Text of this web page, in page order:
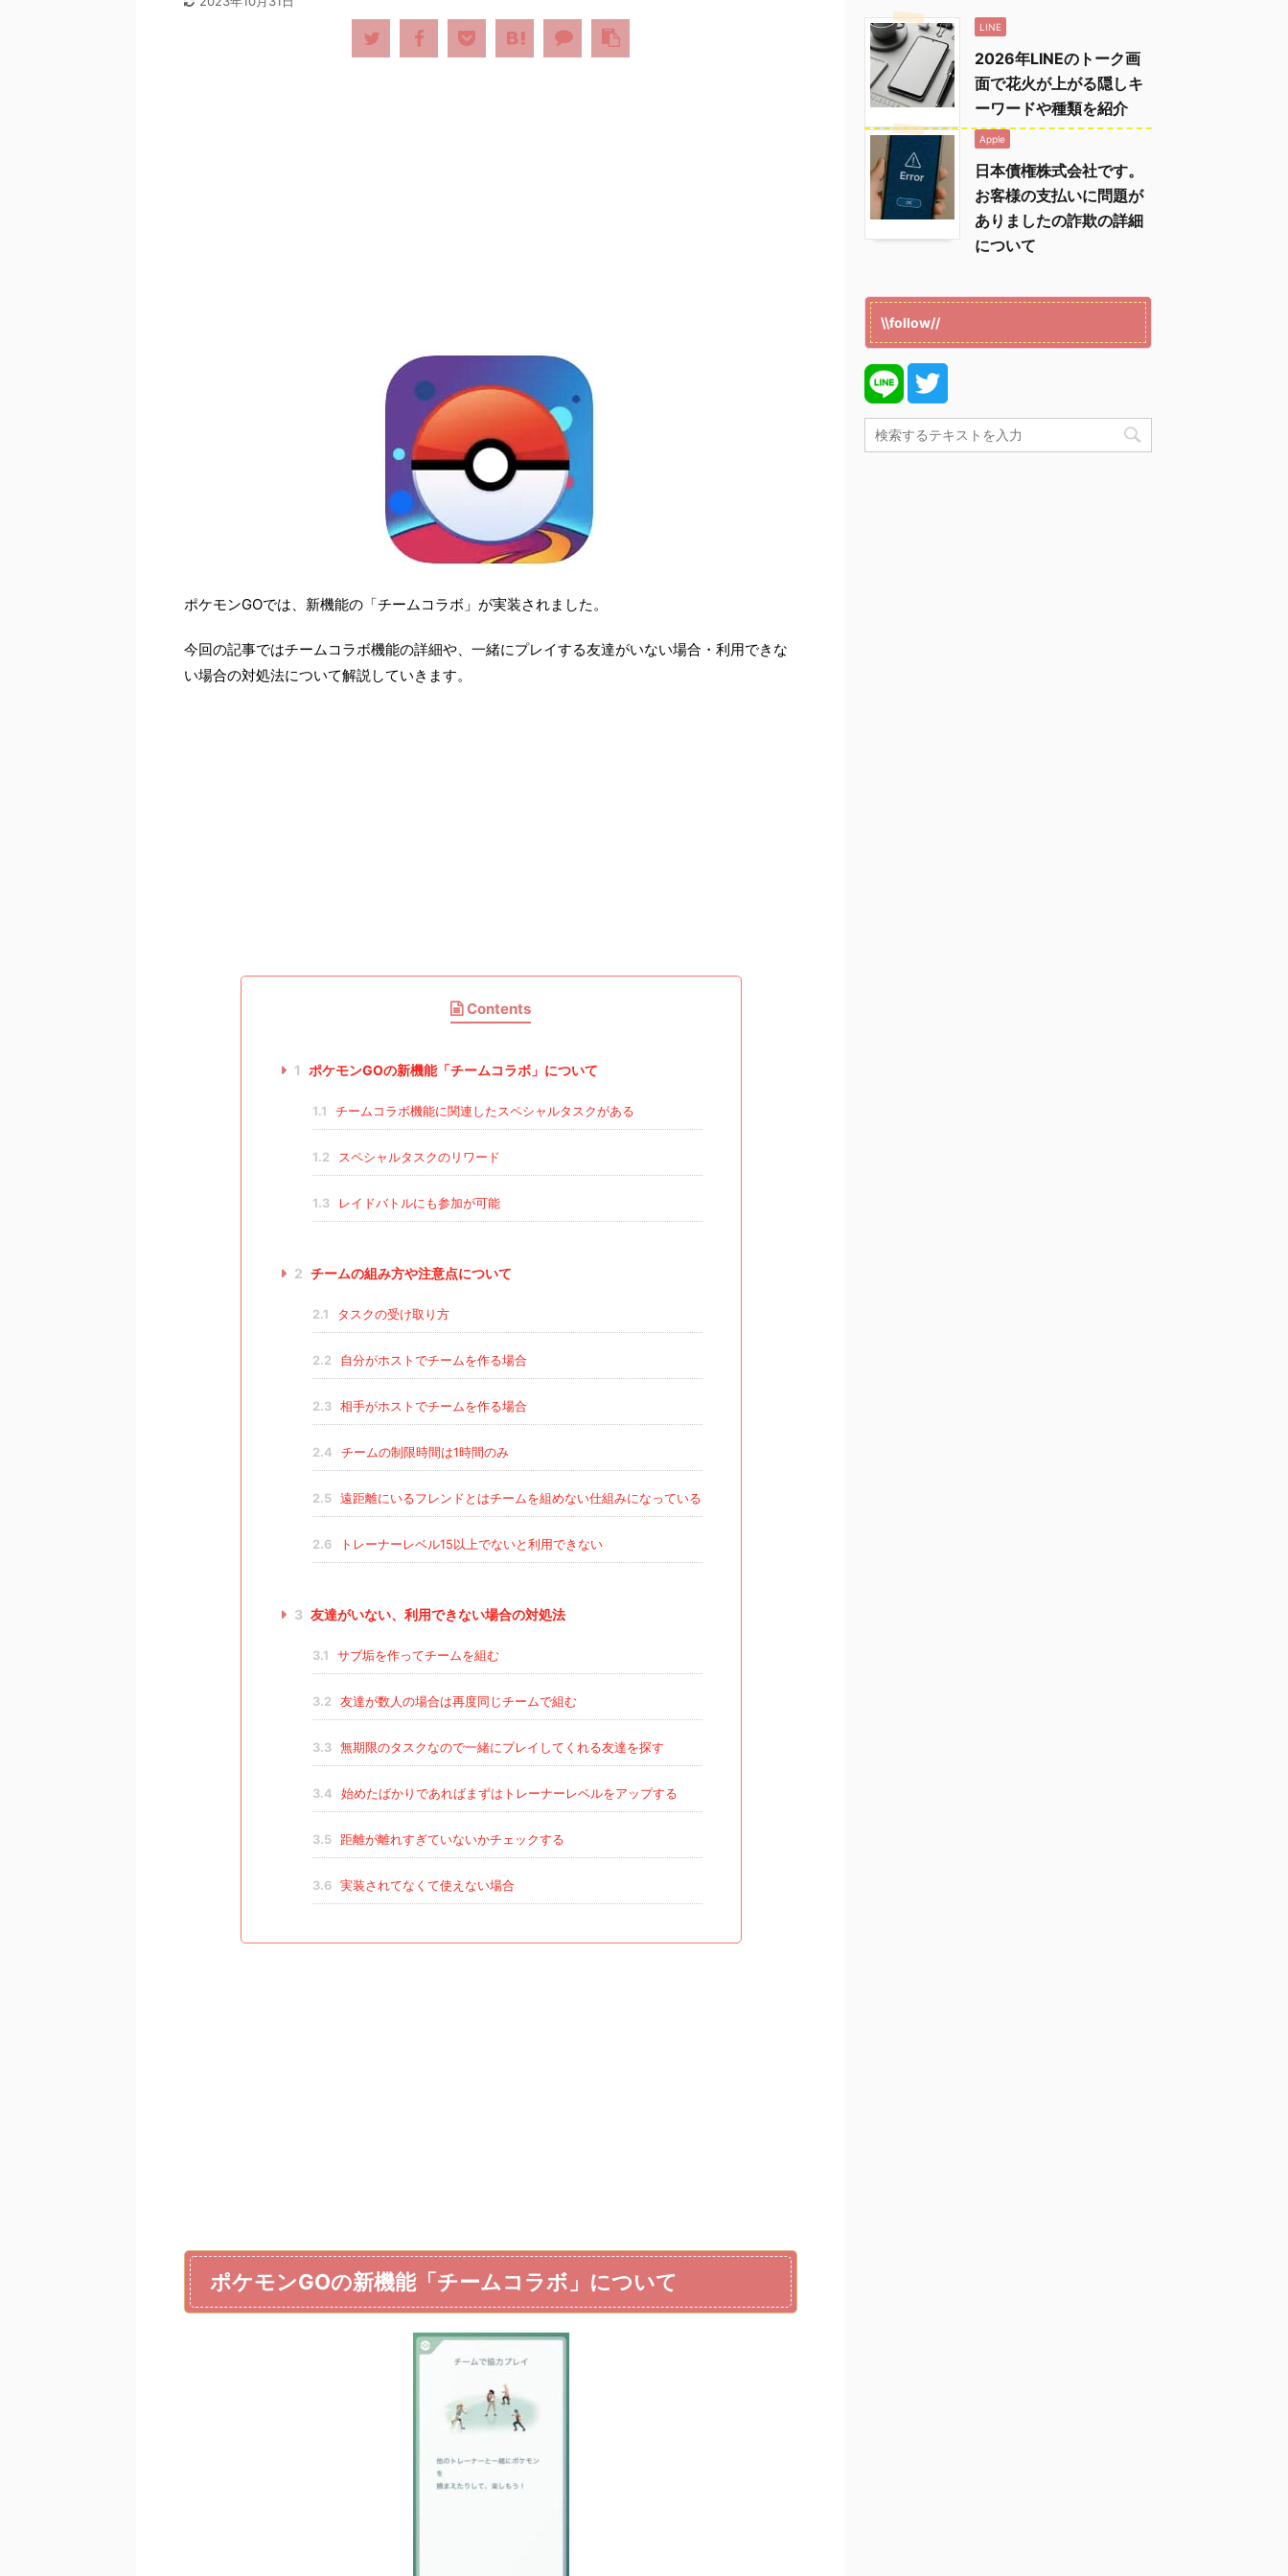
ポケモンGOでは、新機能の「チームコラボ」が実装されました。
今回の記事ではチームコラボ機能の詳細や、一緒にプレイする友達がいない場合・利用できな
い場合の対処法について解説していきます。
Contents
1 ポケモンGOの新機能「チームコラボ」について
1.1 チームコラボ機能に関連したスペシャルタスクがある
1.2 スペシャルタスクのリワード
1.3 レイドバトルにも参加が可能
2 チームの組み方や注意点について
2.1 タスクの受け取り方
2.2 自分がホストでチームを作る場合
2.3 相手がホストでチームを作る場合
2.4 チームの制限時間は1時間のみ
2.5 遠距離にいるフレンドとはチームを組めない仕組みになっている
2.6 トレーナーレベル15以上でないと利用できない
3 友達がいない、利用できない場合の対処法
3.1 サブ垢を作ってチームを組む
3.2 友達が数人の場合は再度同じチームで組む
3.3 無期限のタスクなので一緒にプレイしてくれる友達を探す
3.4 始めたばかりであればまずはトレーナーレベルをアップする
3.5 距離が離れすぎていないかチェックする
3.6 実装されてなくて使えない場合
ポケモンGOの新機能「チームコラボ」について
LINE
2026年LINEのトーク画
面で花火が上がる隠しキ
ーワードや種類を紹介
Apple
日本債権株式会社です。
お客様の支払いに問題が
ありましたの詐欺の詳細
について
\\follow//